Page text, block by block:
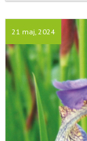
21 maj, 2024